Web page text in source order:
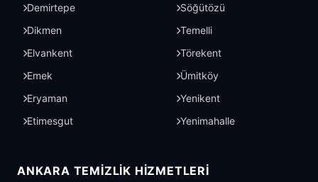
Demirtepe
Dikmen
Elvankent
Emek
Eryaman
Etimesgut
Söğütözü
Temelli
Törekent
Ümitköy
Yenikent
Yenimahalle
ANKARA TEMIZLIK HIZMETLERI